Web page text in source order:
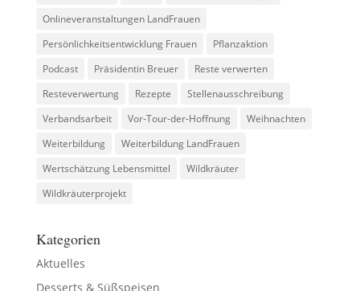
Onlineveranstaltungen LandFrauen
Persönlichkeitsentwicklung Frauen
Pflanzaktion
Podcast
Präsidentin Breuer
Reste verwerten
Resteverwertung
Rezepte
Stellenausschreibung
Verbandsarbeit
Vor-Tour-der-Hoffnung
Weihnachten
Weiterbildung
Weiterbildung LandFrauen
Wertschätzung Lebensmittel
Wildkräuter
Wildkräuterprojekt
Kategorien
Aktuelles
Desserts & Süßspeisen